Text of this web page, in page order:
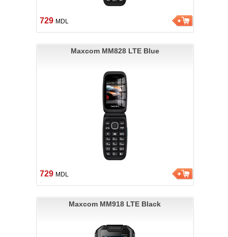
729 MDL
Maxcom MM828 LTE Blue
729 MDL
Maxcom MM918 LTE Black